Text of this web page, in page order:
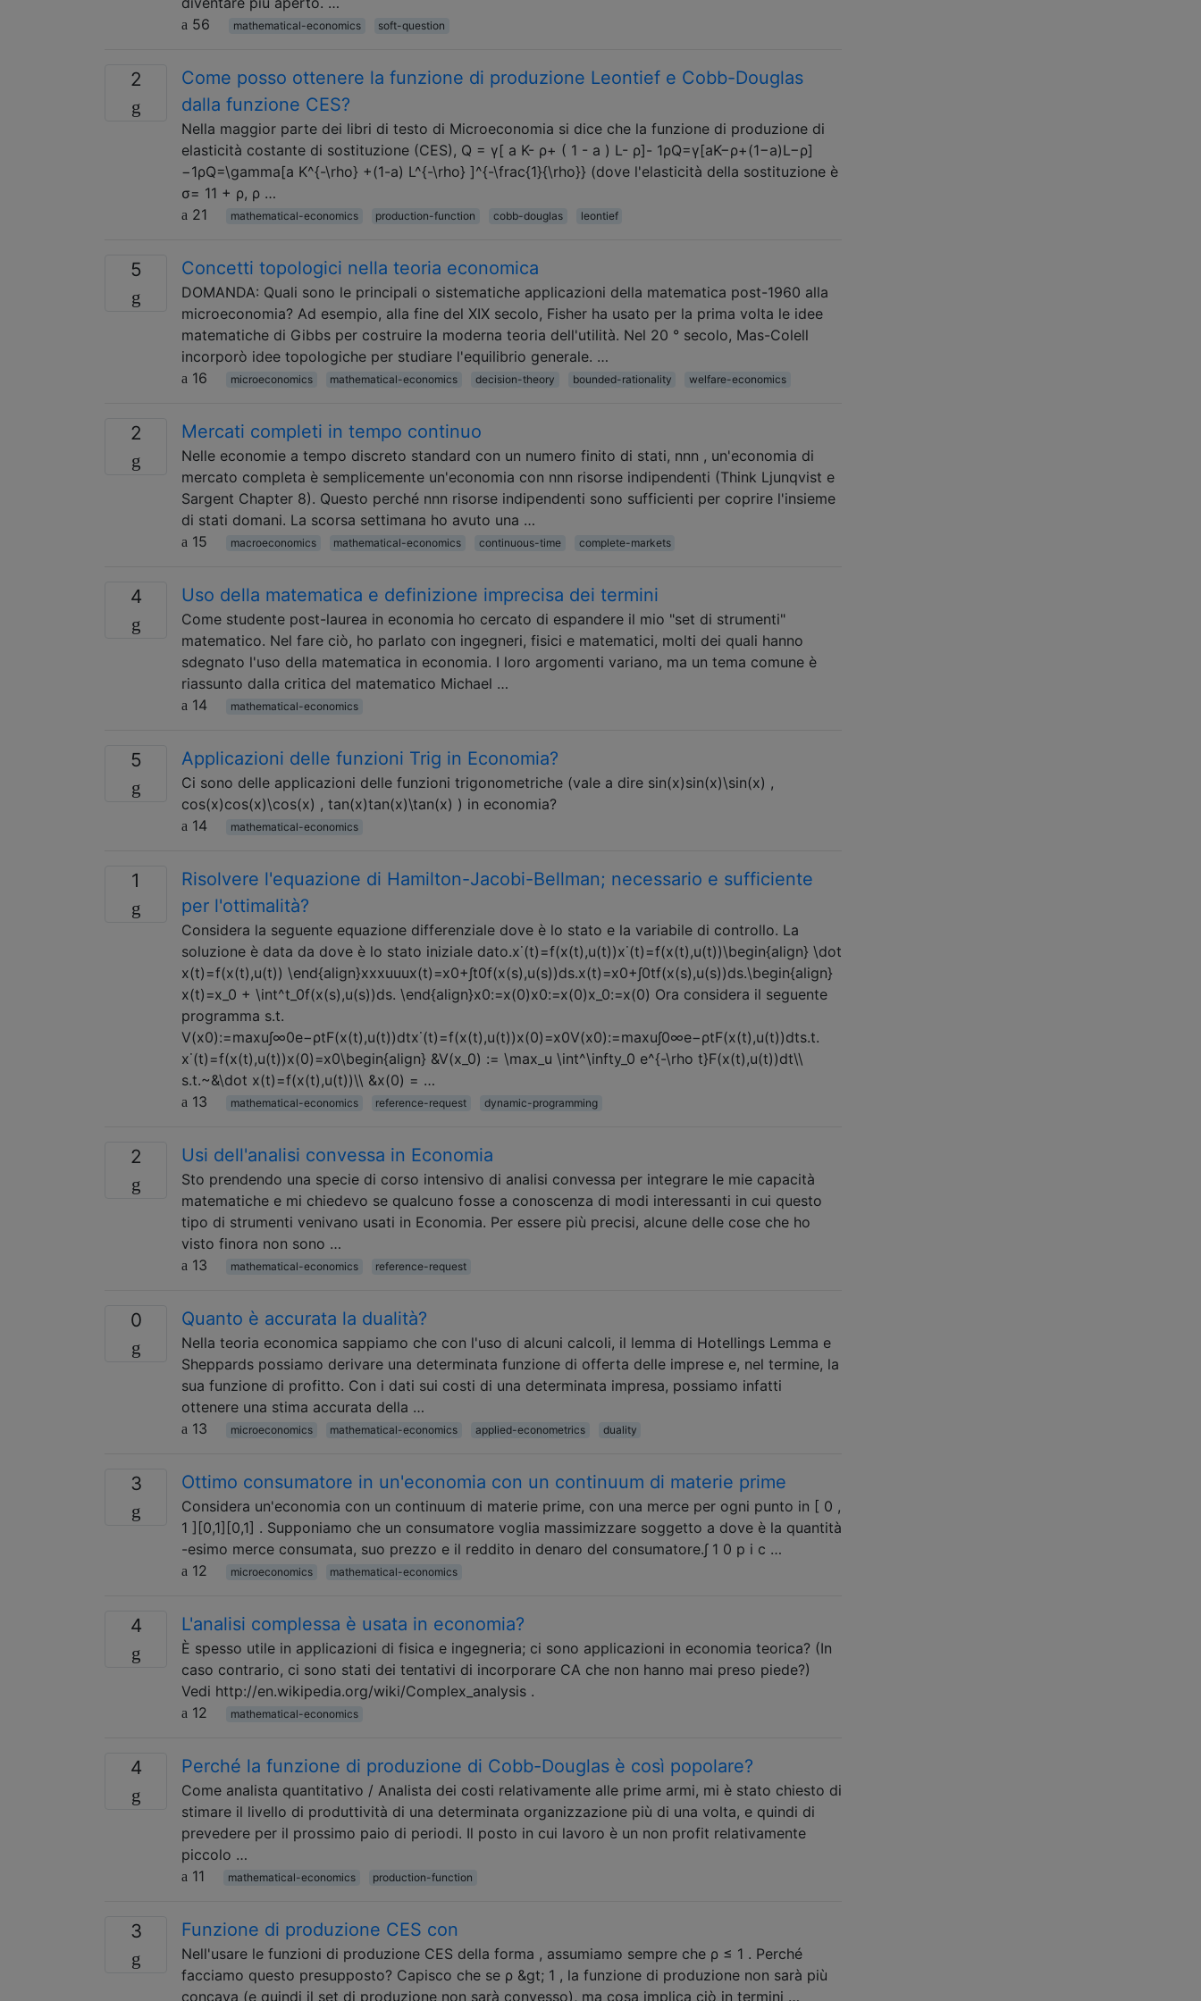
56
mathematical-economics soft-question
2
Come posso ottenere la funzione di produzione Leontief e Cobb-Douglas
dalla funzione CES?
Nella maggior parte dei libri di testo di Microeconomia si dice che la funzione di produzione di
elasticità costante di sostituzione (CES), Q = γ[ a K- ρ+ ( 1 - a ) L- ρ]- 1ρQ=γ[aK−ρ+(1−a)L−ρ]
−1ρQ=\gamma[a K^{-\rho} +(1-a) L^{-\rho} ]^{-\frac{1}{\rho}} (dove l'elasticità della sostituzione è
σ= 11 + ρ, ρ …
21
mathematical-economics production-function cobb-douglas leontief
5 Concetti topologici nella teoria economica
DOMANDA: Quali sono le principali o sistematiche applicazioni della matematica post-1960 alla
microeconomia? Ad esempio, alla fine del XIX secolo, Fisher ha usato per la prima volta le idee
matematiche di Gibbs per costruire la moderna teoria dell'utilità. Nel 20 ° secolo, Mas-Colell
incorporò idee topologiche per studiare l'equilibrio generale. …
16
microeconomics mathematical-economics decision-theory bounded-rationality welfare-economics
2 Mercati completi in tempo continuo
Nelle economie a tempo discreto standard con un numero finito di stati, nnn , un'economia di
mercato completa è semplicemente un'economia con nnn risorse indipendenti (Think Ljunqvist e
Sargent Chapter 8). Questo perché nnn risorse indipendenti sono sufficienti per coprire l'insieme
di stati domani. La scorsa settimana ho avuto una …
15
macroeconomics mathematical-economics continuous-time complete-markets
4 Uso della matematica e definizione imprecisa dei termini
Come studente post-laurea in economia ho cercato di espandere il mio "set di strumenti"
matematico. Nel fare ciò, ho parlato con ingegneri, fisici e matematici, molti dei quali hanno
sdegnato l'uso della matematica in economia. I loro argomenti variano, ma un tema comune è
riassunto dalla critica del matematico Michael …
14
mathematical-economics
5 Applicazioni delle funzioni Trig in Economia?
Ci sono delle applicazioni delle funzioni trigonometriche (vale a dire sin(x)sin⁡(x)\sin(x) ,
cos(x)cos⁡(x)\cos(x) , tan(x)tan⁡(x)\tan(x) ) in economia?
14
mathematical-economics
1
Risolvere l'equazione di Hamilton-Jacobi-Bellman; necessario e sufficiente
per l'ottimalità?
Considera la seguente equazione differenziale dove è lo stato e la variabile di controllo. La
soluzione è data da dove è lo stato iniziale dato.x˙(t)=f(x(t),u(t))x˙(t)=f(x(t),u(t))\begin{align} \dot
x(t)=f(x(t),u(t)) \end{align}xxxuuux(t)=x0+∫t0f(x(s),u(s))ds.x(t)=x0+∫0tf(x(s),u(s))ds.\begin{align}
x(t)=x_0 + \int^t_0f(x(s),u(s))ds. \end{align}x0:=x(0)x0:=x(0)x_0:=x(0) Ora considera il seguente
programma s.t.
V(x0):=maxu∫∞0e−ρtF(x(t),u(t))dtx˙(t)=f(x(t),u(t))x(0)=x0V(x0):=maxu∫0∞e−ρtF(x(t),u(t))dts.t.
x˙(t)=f(x(t),u(t))x(0)=x0\begin{align} &V(x_0) := \max_u \int^\infty_0 e^{-\rho t}F(x(t),u(t))dt\\
s.t.~&\dot x(t)=f(x(t),u(t))\\ &x(0) = …
13
mathematical-economics reference-request dynamic-programming
2 Usi dell'analisi convessa in Economia
Sto prendendo una specie di corso intensivo di analisi convessa per integrare le mie capacità
matematiche e mi chiedevo se qualcuno fosse a conoscenza di modi interessanti in cui questo
tipo di strumenti venivano usati in Economia. Per essere più precisi, alcune delle cose che ho
visto finora non sono …
13
mathematical-economics reference-request
0 Quanto è accurata la dualità?
Nella teoria economica sappiamo che con l'uso di alcuni calcoli, il lemma di Hotellings Lemma e
Sheppards possiamo derivare una determinata funzione di offerta delle imprese e, nel termine, la
sua funzione di profitto. Con i dati sui costi di una determinata impresa, possiamo infatti
ottenere una stima accurata della …
13
microeconomics mathematical-economics applied-econometrics duality
3 Ottimo consumatore in un'economia con un continuum di materie prime
Considera un'economia con un continuum di materie prime, con una merce per ogni punto in [ 0 ,
1 ][0,1][0,1] . Supponiamo che un consumatore voglia massimizzare soggetto a dove è la quantità
-esimo merce consumata, suo prezzo e il reddito in denaro del consumatore.∫ 1 0 p i c …
12
microeconomics mathematical-economics
4 L'analisi complessa è usata in economia?
È spesso utile in applicazioni di fisica e ingegneria; ci sono applicazioni in economia teorica? (In
caso contrario, ci sono stati dei tentativi di incorporare CA che non hanno mai preso piede?)
Vedi http://en.wikipedia.org/wiki/Complex_analysis .
12
mathematical-economics
4 Perché la funzione di produzione di Cobb-Douglas è così popolare?
Come analista quantitativo / Analista dei costi relativamente alle prime armi, mi è stato chiesto di
stimare il livello di produttività di una determinata organizzazione più di una volta, e quindi di
prevedere per il prossimo paio di periodi. Il posto in cui lavoro è un non profit relativamente
piccolo …
11
mathematical-economics production-function
3 Funzione di produzione CES con
Nell'usare le funzioni di produzione CES della forma , assumiamo sempre che ρ ≤ 1 . Perché
facciamo questo presupposto? Capisco che se ρ &gt; 1 , la funzione di produzione non sarà più
concava (e quindi il set di produzione non sarà convesso), ma cosa implica ciò in termini …